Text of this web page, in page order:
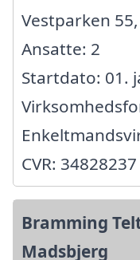
Vestparken
Ansatte: 2
Startdato: 01.
CVR: 34828237
Bramming
Madsbjerg